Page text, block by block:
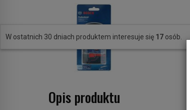
Opis produktu
W ostatnich 30 dniach produktem interesuje się 17 osób.